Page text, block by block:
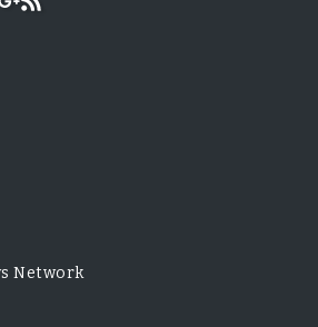
Network